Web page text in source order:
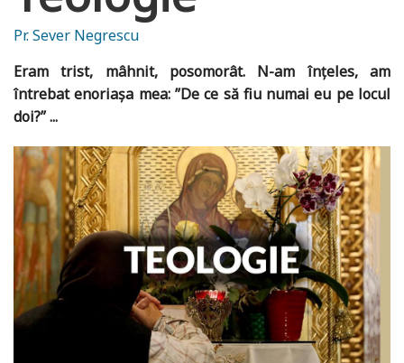
Pr. Sever Negrescu
Eram trist, mâhnit, posomorât. N-am înțeles, am
întrebat enoriașa mea: ”De ce să fiu numai eu pe locul
doi?” ...